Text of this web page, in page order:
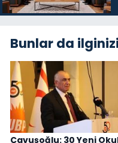
Bunlar da
Çavuşoğlu: 30 Yeni